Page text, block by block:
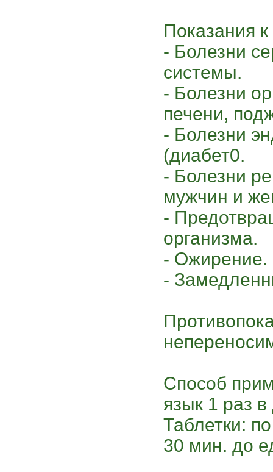
Показания
- Болезни
системы.
- Болезни
печени,
- Болезни
(диабет0.
- Болезни
мужчин и
-
организма.
- Ожирение.
-
Способ
язык 1 раз
Таблетки:
30 мин. до